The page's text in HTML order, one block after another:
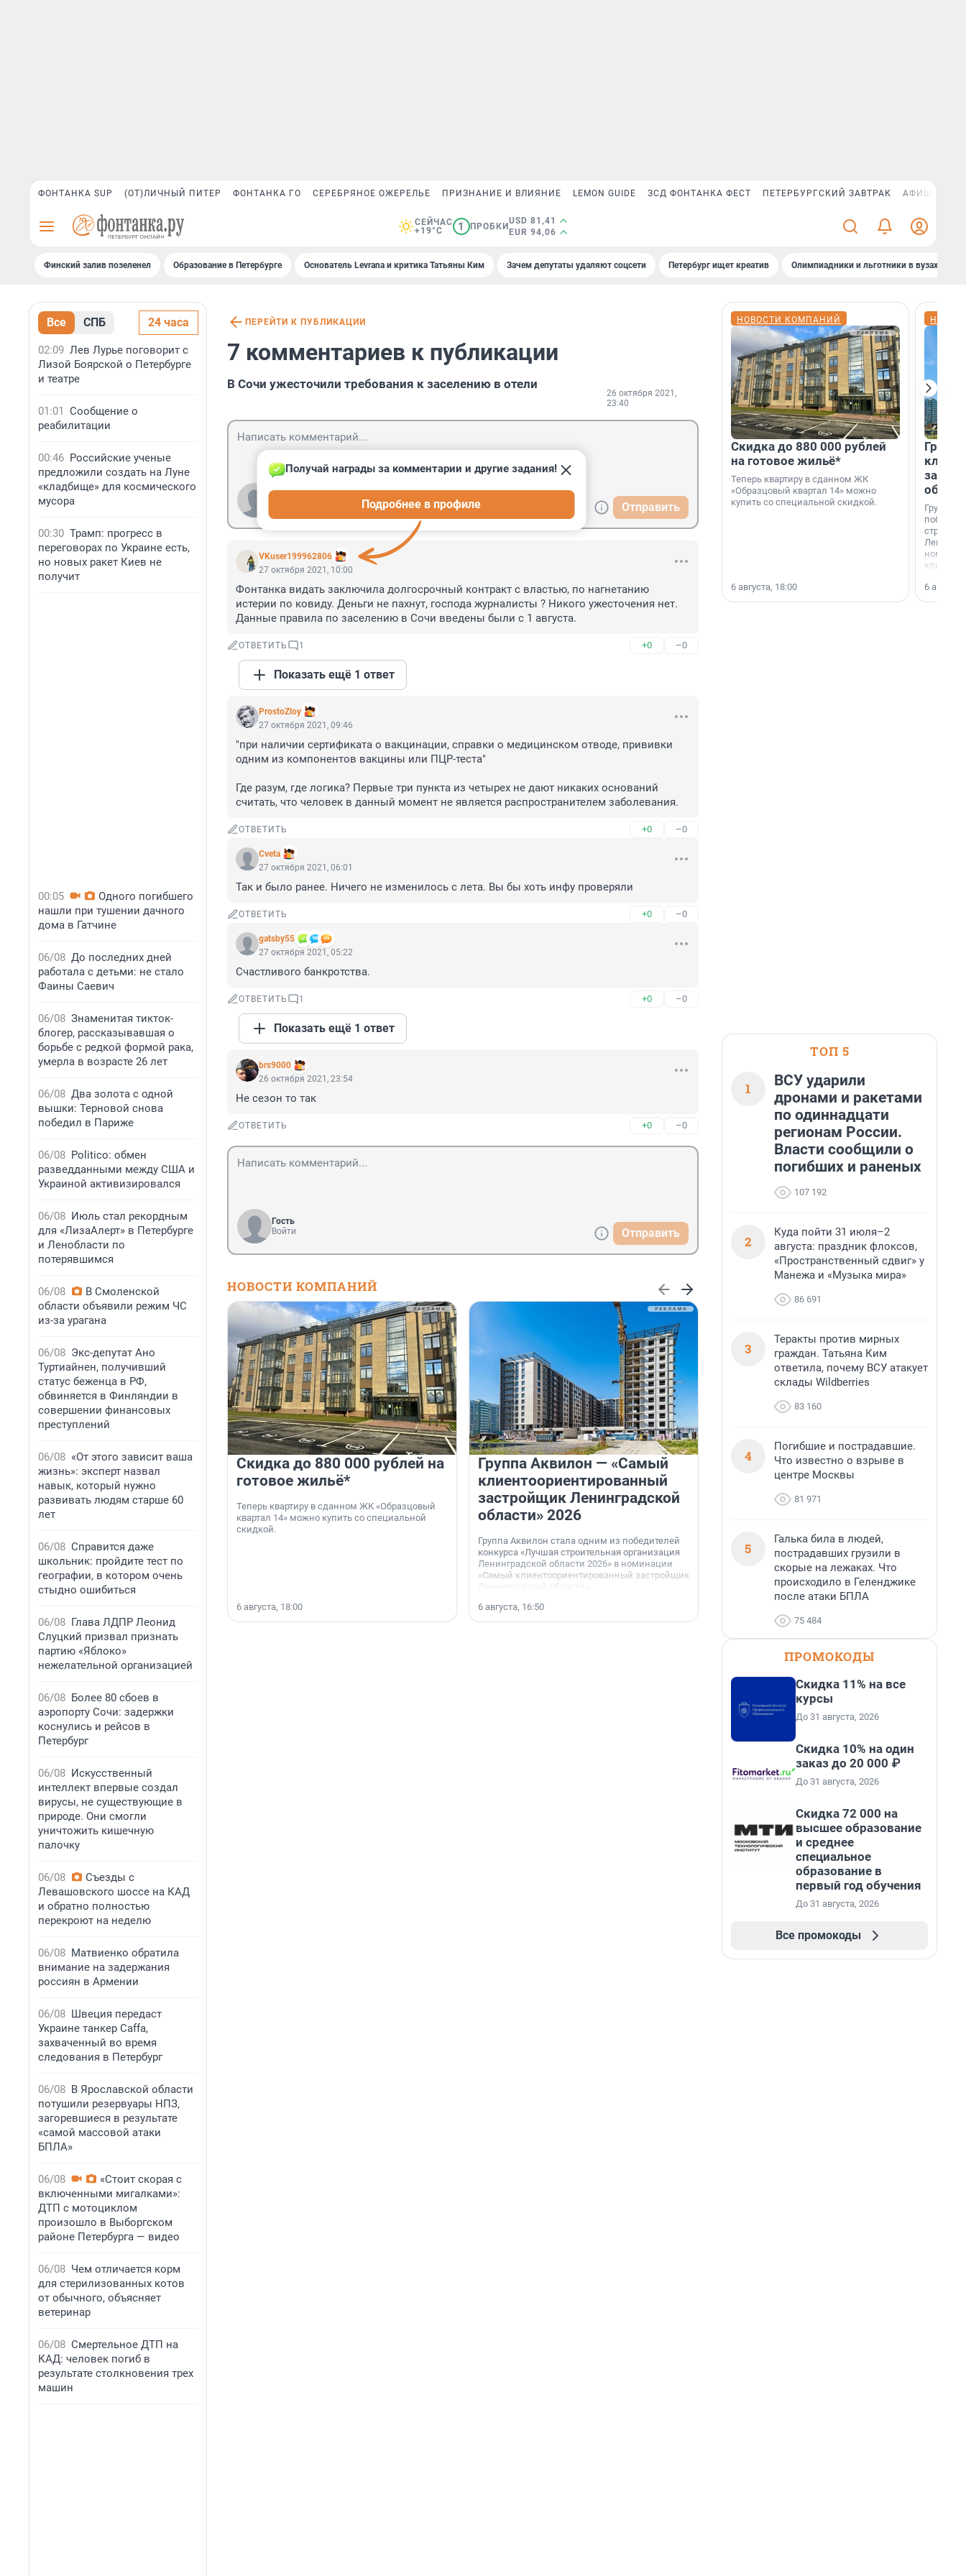
ФОНТАНКА SUP (ОТ)ЛИЧНЫЙ ПИТЕР ФОНТАНКА ГО СЕРЕБРЯНОЕ ОЖЕРЕЛЬЕ ПРИЗНАНИЕ И ВЛИЯНИЕ LEMON GUIDE ЗСД ФОНТАНКА ФЕСТ ПЕТЕРБУРГСКИЙ ЗАВТРАК АФИША PLUS
СЕЙЧАС
+19°C
1 ПРОБКИ
USD 81,41
EUR 94,06
Финский залив позеленел Образование в Петербурге Основатель Levrana и критика Татьяны Ким Зачем депутаты удаляют соцсети Петербург ищет креатив Олимпиадники и льготники в вузах СПб
Все СПБ 24 часа
02:09 Лев Лурье поговорит с
Лизой Боярской о Петербурге
и театре
01:01 Сообщение о
реабилитации
00:46 Российские ученые
предложили создать на Луне
«кладбище» для космического
мусора
00:30 Трамп: прогресс в
переговорах по Украине есть,
но новых ракет Киев не
получит
00:05
Одного погибшего
нашли при тушении дачного
дома в Гатчине
06/08 До последних дней
работала с детьми: не стало
Фаины Саевич
06/08 Знаменитая тикток-
блогер, рассказывавшая о
борьбе с редкой формой рака,
умерла в возрасте 26 лет
06/08 Два золота с одной
вышки: Терновой снова
победил в Париже
06/08 Politico: обмен
разведданными между США и
Украиной активизировался
06/08 Июль стал рекордным
для «ЛизаАлерт» в Петербурге
и Ленобласти по
потерявшимся
06/08
В Смоленской
области объявили режим ЧС
из-за урагана
06/08 Экс-депутат Ано
Туртиайнен, получивший
статус беженца в РФ,
обвиняется в Финляндии в
совершении финансовых
преступлений
06/08 «От этого зависит ваша
жизнь»: эксперт назвал
навык, который нужно
развивать людям старше 60
лет
06/08 Справится даже
школьник: пройдите тест по
географии, в котором очень
стыдно ошибиться
06/08 Глава ЛДПР Леонид
Слуцкий призвал признать
партию «Яблоко»
нежелательной организацией
06/08 Более 80 сбоев в
аэропорту Сочи: задержки
коснулись и рейсов в
Петербург
06/08 Искусственный
интеллект впервые создал
вирусы, не существующие в
природе. Они смогли
уничтожить кишечную
палочку
06/08
Съезды с
Левашовского шоссе на КАД
и обратно полностью
перекроют на неделю
06/08 Матвиенко обратила
внимание на задержания
россиян в Армении
06/08 Швеция передаст
Украине танкер Caffa,
захваченный во время
следования в Петербург
06/08 В Ярославской области
потушили резервуары НПЗ,
загоревшиеся в результате
«самой массовой атаки
БПЛА»
06/08
«Стоит скорая с
включенными мигалками»:
ДТП с мотоциклом
произошло в Выборгском
районе Петербурга — видео
06/08 Чем отличается корм
для стерилизованных котов
от обычного, объясняет
ветеринар
06/08 Смертельное ДТП на
КАД: человек погиб в
результате столкновения трех
машин
ПЕРЕЙТИ К ПУБЛИКАЦИИ
7 комментариев к публикации
В Сочи ужесточили требования к заселению в отели
26 октября 2021,
23:40
Отправить
VKuser199962806
Получай награды за комментарии и другие задания!
Подробнее в профиле
27 октября 2021, 10:00
Фонтанка видать заключила долгосрочный контракт с властью, по нагнетанию
истерии по ковиду. Деньги не пахнут, господа журналисты ? Никого ужесточения нет.
Данные правила по заселению в Сочи введены были с 1 августа.
ОТВЕТИТЬ 1 +0 –0
Показать ещё 1 ответ
ProstoZloy
27 октября 2021, 09:46
"при наличии сертификата о вакцинации, справки о медицинском отводе, прививки
одним из компонентов вакцины или ПЦР-теста"
Где разум, где логика? Первые три пункта из четырех не дают никаких оснований
считать, что человек в данный момент не является распространителем заболевания.
ОТВЕТИТЬ +0 –0
Cveta
27 октября 2021, 06:01
Так и было ранее. Ничего не изменилось с лета. Вы бы хоть инфу проверяли
ОТВЕТИТЬ +0 –0
gatsby55
27 октября 2021, 05:22
Счастливого банкротства.
ОТВЕТИТЬ 1 +0 –0
Показать ещё 1 ответ
brs9000
26 октября 2021, 23:54
Не сезон то так
ОТВЕТИТЬ +0 –0
Гость
Войти
Отправить
НОВОСТИ КОМПАНИЙ
Скидка до 880 000 рублей на
готовое жильё*
Теперь квартиру в сданном ЖК «Образцовый
квартал 14» можно купить со специальной
скидкой.
6 августа, 18:00
Группа Аквилон — «Самый
клиентоориентированный
застройщик Ленинградской
области» 2026
Группа Аквилон стала одним из победителей
конкурса «Лучшая строительная организация
Ленинградской области 2026» в номинации
«Самый клиентоориентированный застройщик
Ленинградской области».
6 августа, 16:50
«Лучший проект КРТ»
Ленобласти — микрорайон
«Город Звёзд»
«Лучшая строительная организация 2025 года»
в номинации «За лучший проект комплексного
развития территорий» стал жилой микрорайон
«Город Звёзд».
НОВОСТИ КОМПАНИЙ
Скидка до 880 000 рублей
на готовое жильё*
Теперь квартиру в сданном ЖК
«Образцовый квартал 14» можно
купить со специальной скидкой.
6 августа, 18:00
Группа
области».
6
ТОП 5
1
ВСУ ударили
дронами и ракетами
по одиннадцати
регионам России.
Власти сообщили о
погибших и раненых
107 192
2
Куда пойти 31 июля–2
августа: праздник флоксов,
«Пространственный сдвиг» у
Манежа и «Музыка мира»
86 691
3
Теракты против мирных
граждан. Татьяна Ким
ответила, почему ВСУ атакует
склады Wildberries
83 160
4
Погибшие и пострадавшие.
Что известно о взрыве в
центре Москвы
81 971
5
Галька била в людей,
пострадавших грузили в
скорые на лежаках. Что
происходило в Геленджике
после атаки БПЛА
75 484
ПРОМОКОДЫ
Скидка 11% на все
курсы
До 31 августа, 2026
Скидка 10% на один
заказ до 20 000 ₽
До 31 августа, 2026
Скидка 72 000 на
высшее образование
и среднее
специальное
образование в
первый год обучения
До 31 августа, 2026
Все промокоды